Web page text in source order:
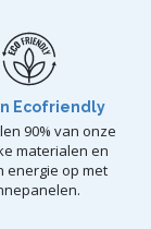
Ecofriendly
90% van onze
materialen en
energie op met